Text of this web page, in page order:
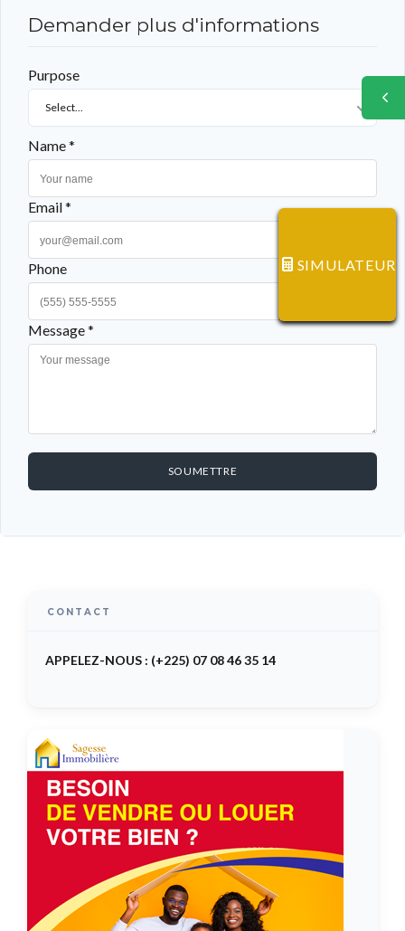
Demander plus d'informations
Purpose
Select...
Name *
Email *
Phone
Message *
SOUMETTRE
CONTACT
APPELEZ-NOUS : (+225) 07 08 46 35 14
SIMULATEUR